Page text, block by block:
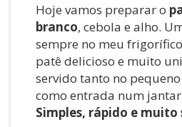
Hoje vamos preparar o
branco, cebola e alho.
sempre no meu
patê delicioso e muito
servido tanto no
como entrada num
Simples, rápido e muito